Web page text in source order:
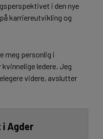
i den nye
karriereutvikling og
meg personlig i
ledere. Jeg
videre, avslutter
Agder